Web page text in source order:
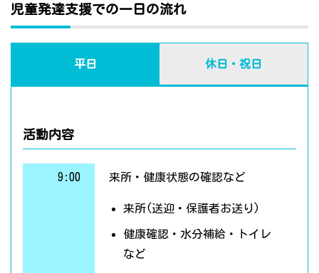
児童発達支援での一日の流れ
平日 休日・祝日
活動内容
9:00 来所・健康状態の確認など
来所(送迎・保護者お送り)
健康確認・水分補給・トイレ
など